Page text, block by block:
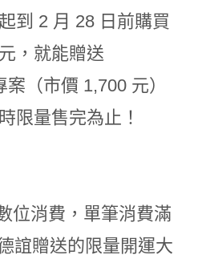
到 2 月 28 日前購買
，就能贈送
（市價 1,700 元）
限量售完為止！
位消費，單筆消費滿
誼贈送的限量開運大